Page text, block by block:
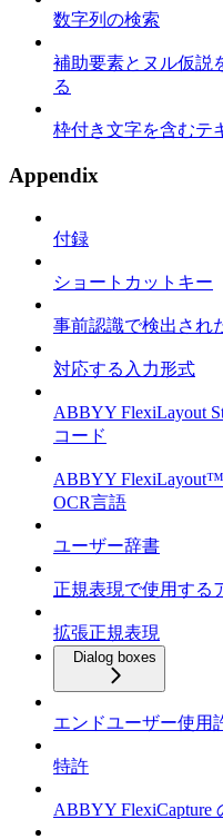
数字列の検索
補助要素とヌル仮説
る
枠付き文字を含むテ
Appendix
付録
ショートカットキー
事前認識で検出され
対応する入力形式
ABBYY FlexiLayout
コード
ABBYY
OCR言語
ユーザー辞書
正規表現で使用する
拡張正規表現
Dialog boxes
エンドユーザー使用
特許
ABBYY FlexiCapture